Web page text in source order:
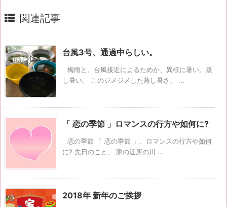
関連記事
台風3号、通過中らしい。
梅雨と、台風接近によるためか、異様に暑い。蒸
し暑い。 このジメジメした蒸し暑さ、 ...
「 恋の季節 」ロマンスの行方や如何に?
恋の季節 「 恋の季節 」、ロマンスの行方や如何
に? 先日のこと、 家の近所の川 ...
2018年 新年のご挨拶